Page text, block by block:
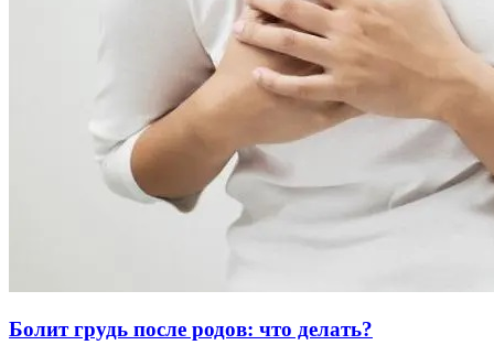
Болит грудь после родов: что делать?